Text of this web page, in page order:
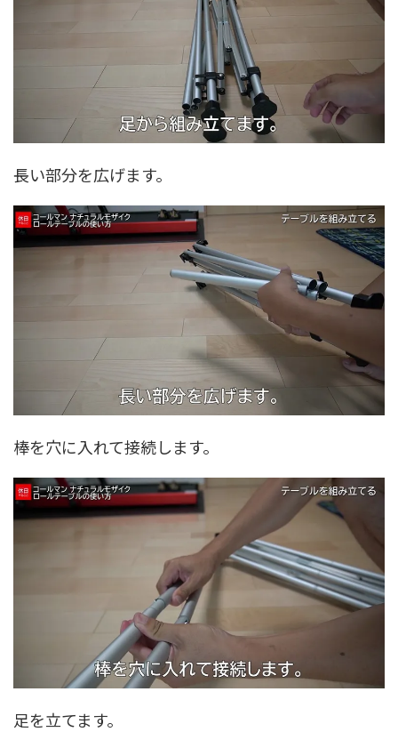
長い部分を広げます。
棒を穴に入れて接続します。
足を立てます。